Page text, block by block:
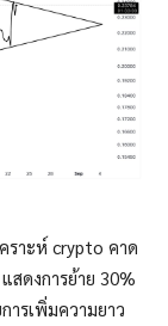
ราะห์ crypto คาด
สดงการย้าย 30%
ารเพิ่มความยาว